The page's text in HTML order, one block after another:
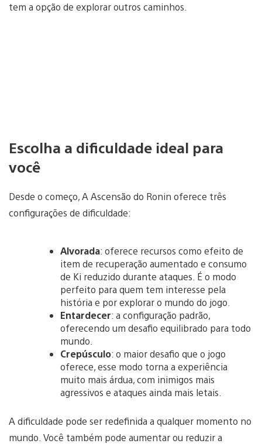
tem a opção de explorar outros caminhos.
Escolha a dificuldade ideal para
você
Desde o começo, A Ascensão do Ronin oferece três
configurações de dificuldade:
Alvorada: oferece recursos como efeito de
item de recuperação aumentado e consumo
de Ki reduzido durante ataques. É o modo
perfeito para quem tem interesse pela
história e por explorar o mundo do jogo.
Entardecer: a configuração padrão,
oferecendo um desafio equilibrado para todo
mundo.
Crepúsculo: o maior desafio que o jogo
oferece, esse modo torna a experiência
muito mais árdua, com inimigos mais
agressivos e ataques ainda mais letais.
A dificuldade pode ser redefinida a qualquer momento no
mundo. Você também pode aumentar ou reduzir a